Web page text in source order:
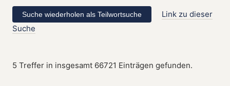
Link zu dieser
Suche
5 Treffer in insgesamt 66721 Einträgen gefunden.